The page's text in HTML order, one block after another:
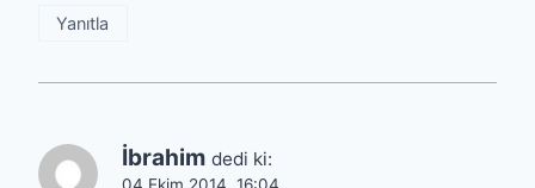
Yanıtla
İbrahim dedi ki: